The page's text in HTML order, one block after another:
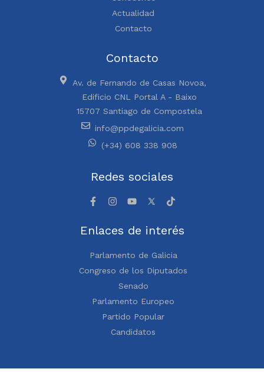
Actualidad
Contacto
Contacto
Av. de Fernando de Casas Novoa,
Edificio CNL Portal A - Baixo
15707 Santiago de Compostela
info@ppdegalicia.com
(+34) 608 338 908
Redes sociales
Enlaces de interés
Parlamento de Galicia
Congreso de los Diputados
Senado
Parlamento Europeo
Partido Popular
Candidatos